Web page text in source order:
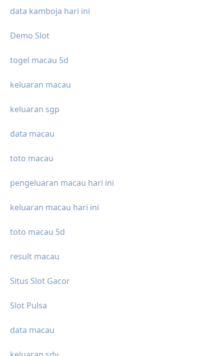
data kamboja hari ini
Demo Slot
togel macau 5d
keluaran macau
keluaran sgp
data macau
toto macau
pengeluaran macau hari ini
keluaran macau hari ini
toto macau 5d
result macau
Situs Slot Gacor
Slot Pulsa
data macau